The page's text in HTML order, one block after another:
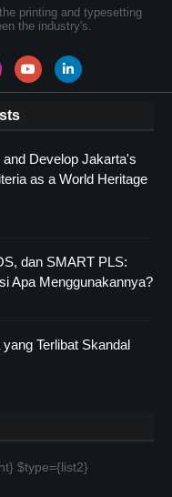
printing and typesetting
the industry's.
Develop Jakarta's
as a World Heritage
dan SMART PLS:
Apa Menggunakannya?
Terlibat Skandal
$type={list2}